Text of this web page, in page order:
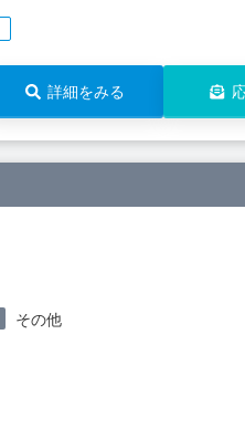
詳細をみる
その他